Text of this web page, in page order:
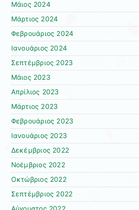
Μάιος 2024
Μάρτιος 2024
Φεβρουάριος 2024
Ιανουάριος 2024
Σεπτέμβριος 2023
Μάιος 2023
Απρίλιος 2023
Μάρτιος 2023
Φεβρουάριος 2023
Ιανουάριος 2023
Δεκέμβριος 2022
Νοέμβριος 2022
Οκτώβριος 2022
Σεπτέμβριος 2022